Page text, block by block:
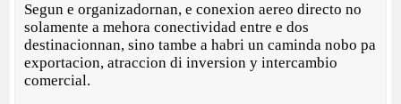
Segun e organizadornan, e conexion aereo directo no
solamente a mehora conectividad entre e dos
destinacionnan, sino tambe a habri un caminda nobo pa
exportacion, atraccion di inversion y intercambio
comercial.